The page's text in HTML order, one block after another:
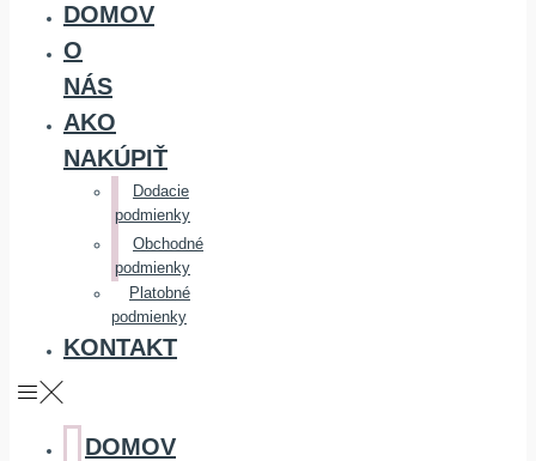
DOMOV
O
NÁS
AKO
NAKÚPIŤ
Dodacie
podmienky
Obchodné
podmienky
Platobné
podmienky
KONTAKT
DOMOV